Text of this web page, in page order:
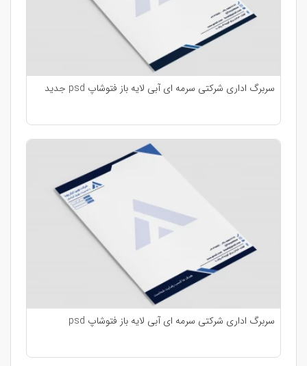
سربرگ اداری شرکتی سرمه ای آبی لایه باز فتوشاپ psd جدید
سربرگ اداری شرکتی سرمه ای آبی لایه باز فتوشاپ psd